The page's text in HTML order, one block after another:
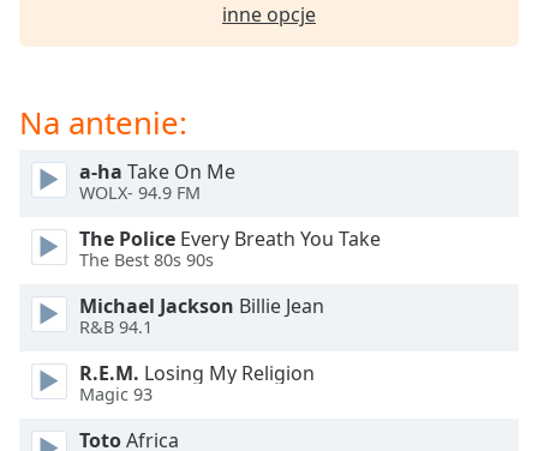
Picture-
Picture
This
modal
window.
Beginning
dialog
inne opcje
Na antenie:
a-ha Take On Me
WOLX- 94.9 FM
The Police Every Breath You Take
The Best 80s 90s
Michael Jackson Billie Jean
R&B 94.1
R.E.M. Losing My Religion
Magic 93
TotoAfrica